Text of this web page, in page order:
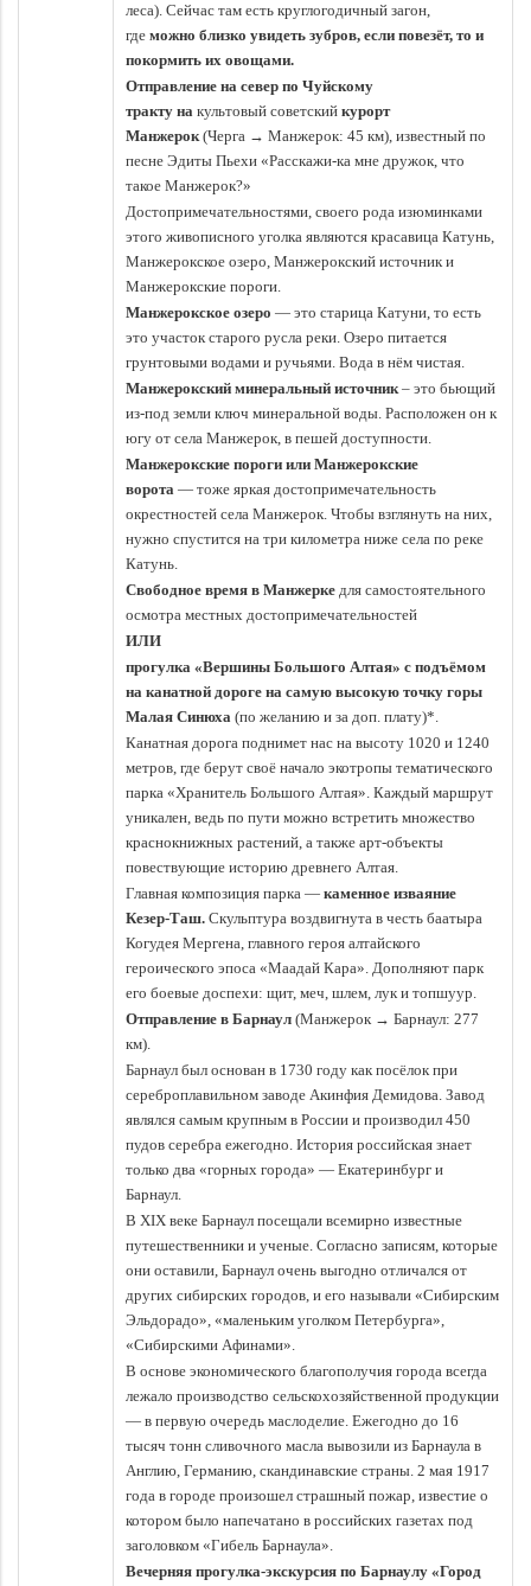
леса). Сейчас там есть круглогодичный загон,
где можно близко увидеть зубров, если повезёт, то и
покормить их овощами.
Отправление на север по Чуйскому
тракту на культовый советский курорт
Манжерок(Черга → Манжерок: 45 км), известный по
песне Эдиты Пьехи «Расскажи-ка мне дружок, что
такое Манжерок?»
Достопримечательностями, своего рода изюминками
этого живописного уголка являются красавица Катунь,
Манжерокское озеро, Манжерокский источник и
Манжерокские пороги.
Манжерокское озеро — это старица Катуни, то есть
это участок старого русла реки. Озеро питается
грунтовыми водами и ручьями. Вода в нём чистая.
Манжерокский минеральный источник– это бьющий
из-под земли ключ минеральной воды. Расположен он к
югу от села Манжерок, в пешей доступности.
Манжерокские пороги или Манжерокские
ворота — тоже яркая достопримечательность
окрестностей села Манжерок. Чтобы взглянуть на них,
нужно спустится на три километра ниже села по реке
Катунь.
Свободное время в Манжерке для самостоятельного
осмотра местных достопримечательностей
ИЛИ
прогулка «Вершины Большого Алтая» с подъёмом
на канатной дороге на самую высокую точку горы
Малая Синюха (по желанию и за доп. плату)*.
Канатная дорога поднимет нас на высоту 1020 и 1240
метров, где берут своё начало экотропы тематического
парка «Хранитель Большого Алтая». Каждый маршрут
уникален, ведь по пути можно встретить множество
краснокнижных растений, а также арт-объекты
повествующие историю древнего Алтая.
Главная композиция парка — каменное изваяние
Кезер-Таш. Скульптура воздвигнута в честь баатыра
Когудея Мергена, главного героя алтайского
героического эпоса «Маадай Кара». Дополняют парк
его боевые доспехи: щит, меч, шлем, лук и топшуур.
Отправление в Барнаул (Манжерок → Барнаул: 277
км).
Барнаул был основан в 1730 году как посёлок при
сереброплавильном заводе Акинфия Демидова. Завод
являлся самым крупным в России и производил 450
пудов серебра ежегодно. История российская знает
только два «горных города» — Екатеринбург и
Барнаул.
В XIX веке Барнаул посещали всемирно известные
путешественники и ученые. Согласно записям, которые
они оставили, Барнаул очень выгодно отличался от
других сибирских городов, и его называли «Сибирским
Эльдорадо», «маленьким уголком Петербурга»,
«Сибирскими Афинами».
В основе экономического благополучия города всегда
лежало производство сельскохозяйственной продукции
— в первую очередь маслоделие. Ежегодно до 16
тысяч тонн сливочного масла вывозили из Барнаула в
Англию, Германию, скандинавские страны. 2 мая 1917
года в городе произошел страшный пожар, известие о
котором было напечатано в российских газетах под
заголовком «Гибель Барнаула».
Вечерняя прогулка-экскурсия по Барнаулу «Город